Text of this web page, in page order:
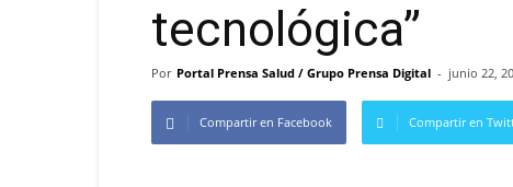
tecnológica”
Por Portal Prensa Salud / Grupo Prensa Digital - junio 22,
Compartir en Facebook Compartir en